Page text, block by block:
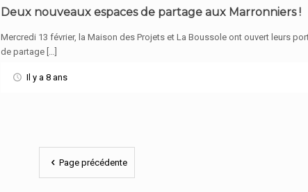
Deux nouveaux espaces de partage aux Marronniers !
Mercredi 13 février, la Maison des Projets et La Boussole ont ouvert leurs
de partage […]
Il y a 8 ans
Page précédente